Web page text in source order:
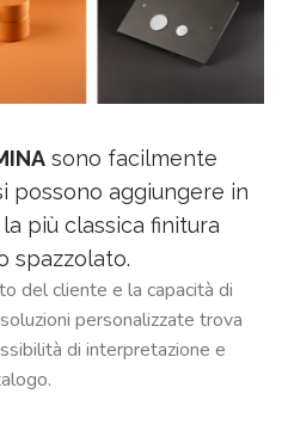
sono facilmente
possono aggiungere in
più classica finitura
spazzolato.
del cliente e la capacità di
personalizzate trova
di interpretazione e